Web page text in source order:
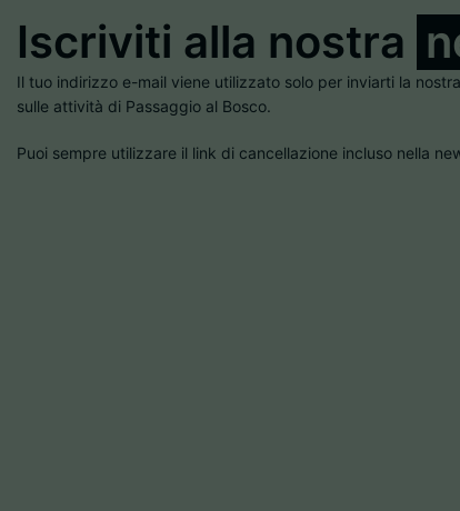
Iscriviti alla nostra
Il tuo indirizzo e-mail viene utilizzato solo per inviarti la
sulle attività di Passaggio al Bosco.
Puoi sempre utilizzare il link di cancellazione incluso nella